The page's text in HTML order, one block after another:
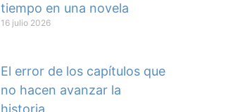
tiempo en una novela
16 julio 2026
El error de los capítulos que
no hacen avanzar la